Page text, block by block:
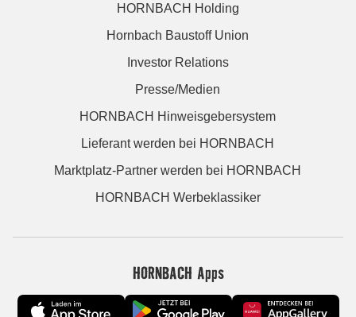
HORNBACH Holding
Hornbach Baustoff Union
Investor Relations
Presse/Medien
HORNBACH Hinweisgebersystem
Lieferant werden bei HORNBACH
Marktplatz-Partner werden bei HORNBACH
HORNBACH Werbeklassiker
HORNBACH Apps